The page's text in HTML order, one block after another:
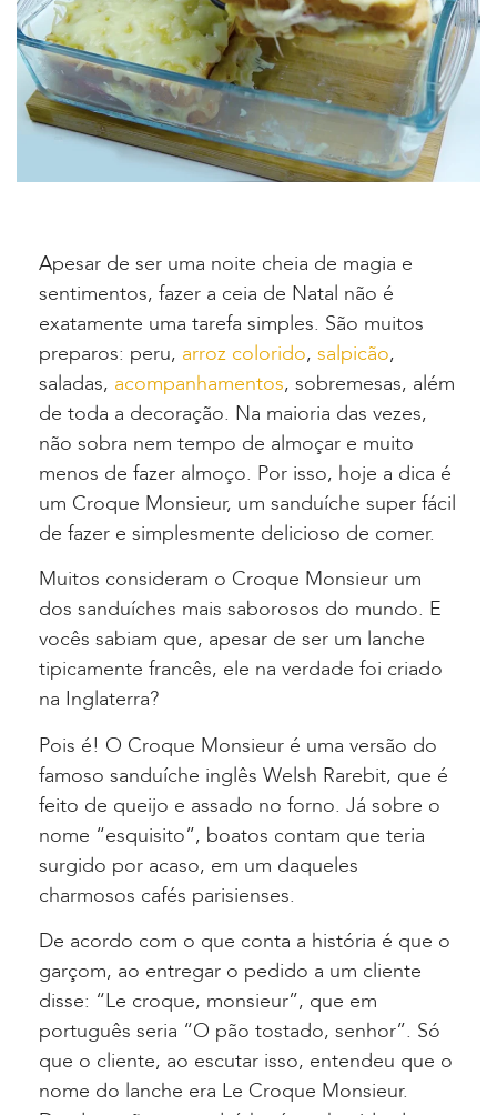
Apesar de ser uma noite cheia de magia e
sentimentos, fazer a ceia de Natal não é
exatamente uma tarefa simples. São muitos
preparos: peru, arroz colorido, salpicão,
saladas, acompanhamentos, sobremesas, além
de toda a decoração. Na maioria das vezes,
não sobra nem tempo de almoçar e muito
menos de fazer almoço. Por isso, hoje a dica é
um Croque Monsieur, um sanduíche super fácil
de fazer e simplesmente delicioso de comer.
Muitos consideram o Croque Monsieur um
dos sanduíches mais saborosos do mundo. E
vocês sabiam que, apesar de ser um lanche
tipicamente francês, ele na verdade foi criado
na Inglaterra?
Pois é! O Croque Monsieur é uma versão do
famoso sanduíche inglês Welsh Rarebit, que é
feito de queijo e assado no forno. Já sobre o
nome “esquisito”, boatos contam que teria
surgido por acaso, em um daqueles
charmosos cafés parisienses.
De acordo com o que conta a história é que o
garçom, ao entregar o pedido a um cliente
disse: “Le croque, monsieur”, que em
português seria “O pão tostado, senhor”. Só
que o cliente, ao escutar isso, entendeu que o
nome do lanche era Le Croque Monsieur.